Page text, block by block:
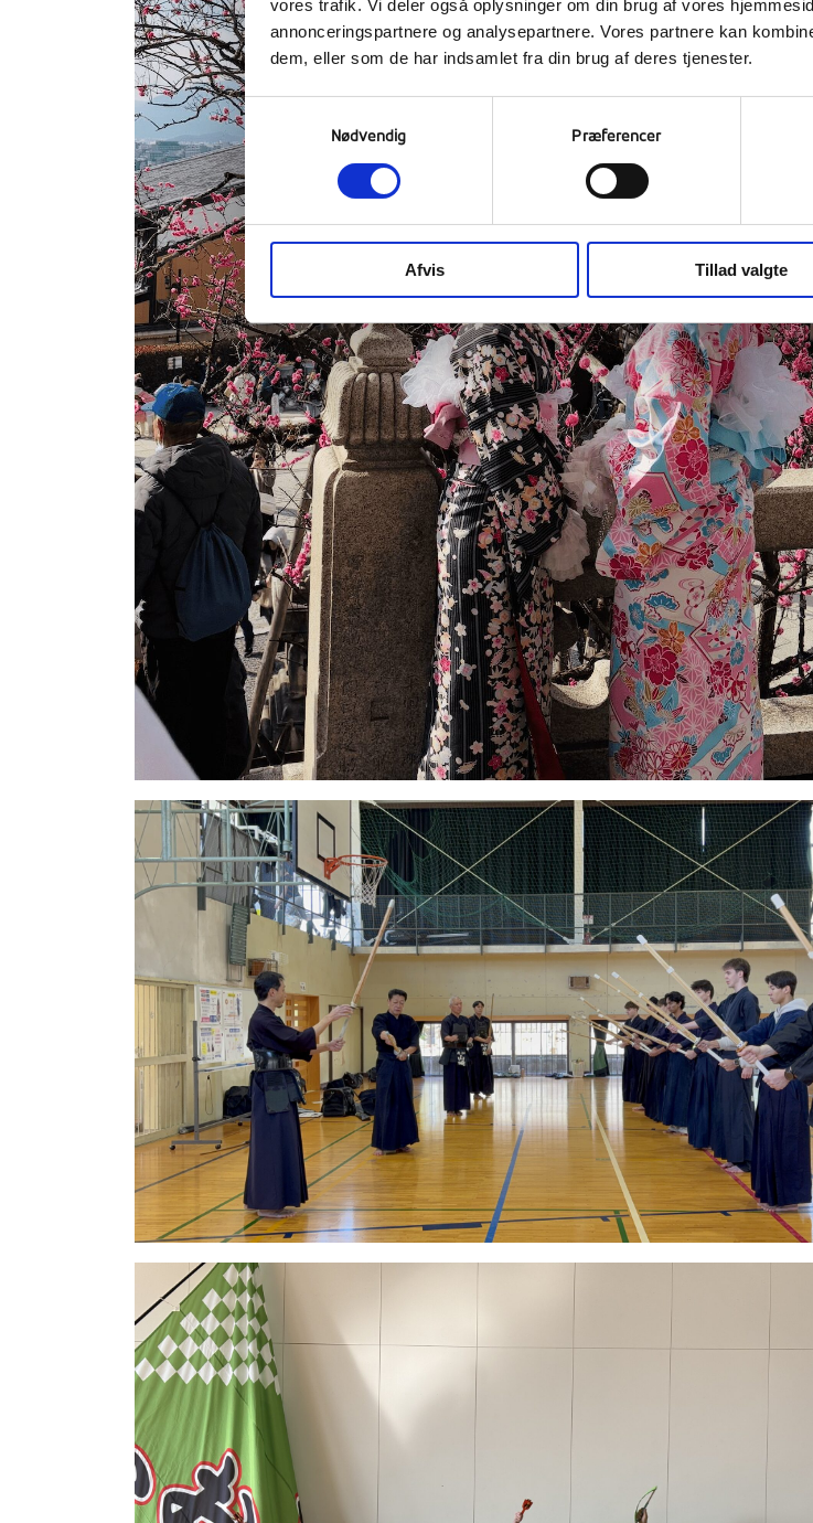
vores trafik. Vi deler også oplysninger om din brug af vores
annonceringspartnere og analysepartnere. Vores partnere kan
dem, eller som de har indsamlet fra din brug af deres tjenester.
Samtykkevalg
Nødvendig Præferencer
Afvis Tillad valgte